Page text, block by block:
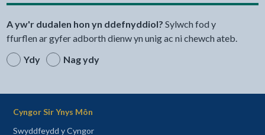
A yw'r dudalen hon yn ddefnyddiol? Sylwch fod y
ffurflen ar gyfer adborth dienw yn unig ac ni chewch ateb.
Ydy
Nag ydy
Cyngor Sir Ynys Môn
Swyddfeydd y Cyngor